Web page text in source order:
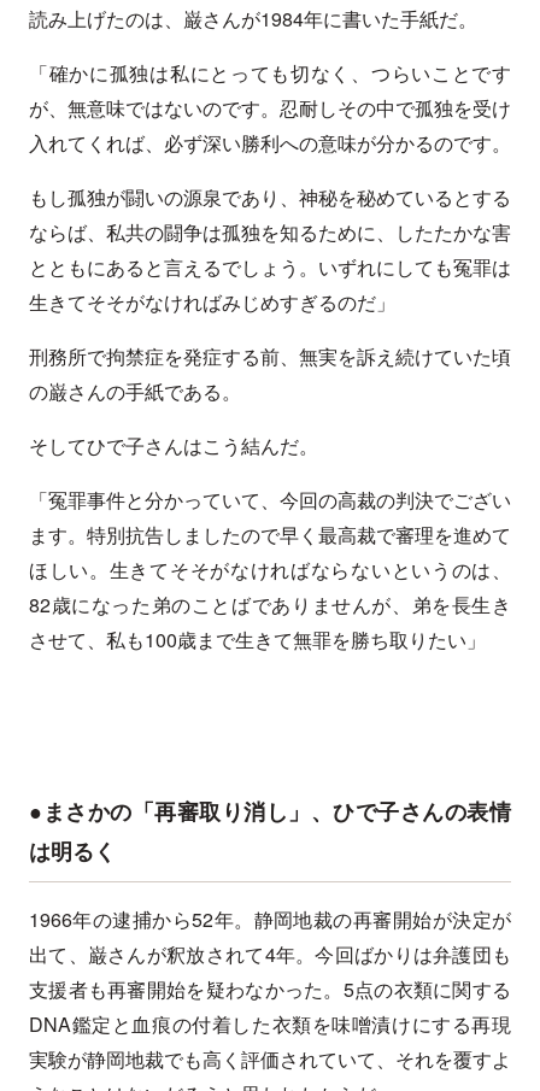
読み上げたのは、巌さんが1984年に書いた手紙だ。
「確かに孤独は私にとっても切なく、つらいことです
が、無意味ではないのです。忍耐しその中で孤独を受け
入れてくれば、必ず深い勝利への意味が分かるのです。
もし孤独が闘いの源泉であり、神秘を秘めているとする
ならば、私共の闘争は孤独を知るために、したたかな害
とともにあると言えるでしょう。いずれにしても冤罪は
生きてそそがなければみじめすぎるのだ」
刑務所で拘禁症を発症する前、無実を訴え続けていた頃
の巌さんの手紙である。
そしてひで子さんはこう結んだ。
「冤罪事件と分かっていて、今回の高裁の判決でござい
ます。特別抗告しましたので早く最高裁で審理を進めて
ほしい。生きてそそがなければならないというのは、
82歳になった弟のことばでありませんが、弟を長生き
させて、私も100歳まで生きて無罪を勝ち取りたい」
●まさかの「再審取り消し」、ひで子さんの表情
は明るく
1966年の逮捕から52年。静岡地裁の再審開始が決定が
出て、巌さんが釈放されて4年。今回ばかりは弁護団も
支援者も再審開始を疑わなかった。5点の衣類に関する
DNA鑑定と血痕の付着した衣類を味噌漬けにする再現
実験が静岡地裁でも高く評価されていて、それを覆すよ